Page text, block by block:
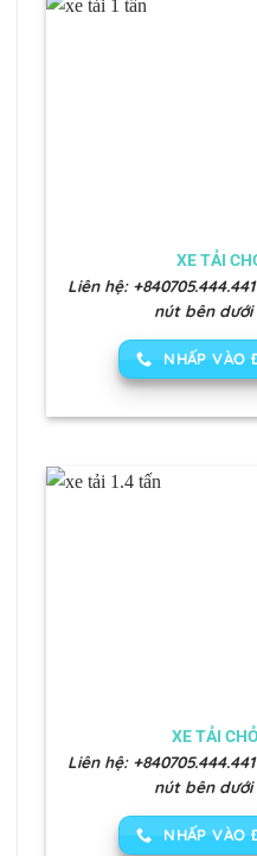
XE TẢI
Liên hệ:
nút bên
NHẤP VÀO
XE TẢI
Liên hệ:
nút bên
NHẤP VÀO